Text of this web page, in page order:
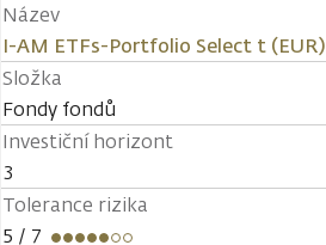
Název
I-AM ETFs-Portfolio Select t (EUR)
Složka
Fondy fondů
Investiční horizont
3
Tolerance rizika
5 / 7